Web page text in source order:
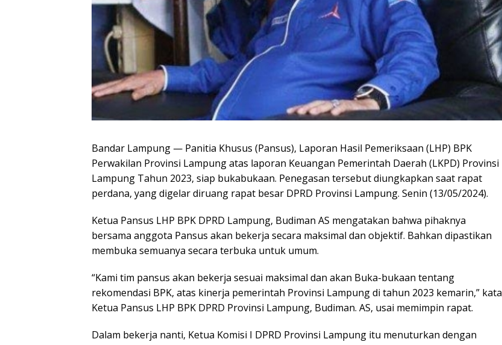
Bandar Lampung — Panitia Khusus (Pansus), Laporan Hasil Pemeriksaan (LHP) BPK
Perwakilan Provinsi Lampung atas laporan Keuangan Pemerintah Daerah (LKPD) Provinsi
Lampung Tahun 2023, siap bukabukaan. Penegasan tersebut diungkapkan saat rapat
perdana, yang digelar diruang rapat besar DPRD Provinsi Lampung. Senin (13/05/2024).
Ketua Pansus LHP BPK DPRD Lampung, Budiman AS mengatakan bahwa pihaknya
bersama anggota Pansus akan bekerja secara maksimal dan objektif. Bahkan dipastikan
membuka semuanya secara terbuka untuk umum.
“Kami tim pansus akan bekerja sesuai maksimal dan akan Buka-bukaan tentang
rekomendasi BPK, atas kinerja pemerintah Provinsi Lampung di tahun 2023 kemarin,” kata
Ketua Pansus LHP BPK DPRD Provinsi Lampung, Budiman. AS, usai memimpin rapat.
Dalam bekerja nanti, Ketua Komisi I DPRD Provinsi Lampung itu menuturkan dengan